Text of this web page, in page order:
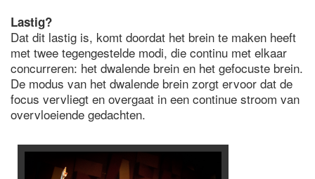
Lastig?
Dat dit lastig is, komt doordat het brein te maken heeft
met twee tegengestelde modi, die continu met elkaar
concurreren: het dwalende brein en het gefocuste brein.
De modus van het dwalende brein zorgt ervoor dat de
focus vervliegt en overgaat in een continue stroom van
overvloeiende gedachten.